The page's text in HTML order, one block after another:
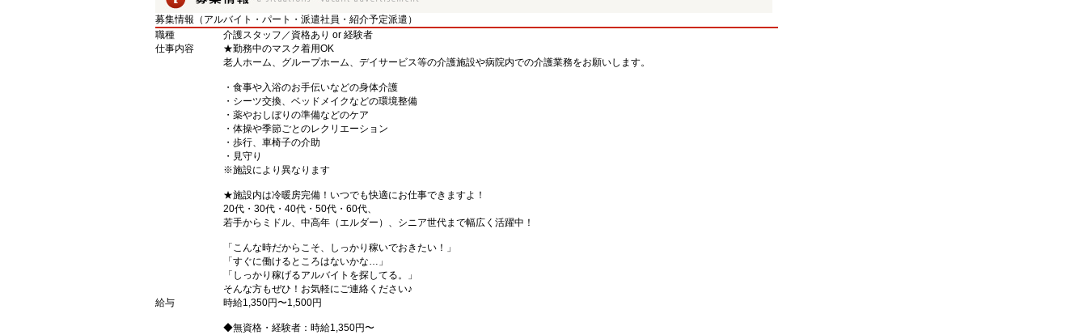
募集情報（アルバイト・パート・派遣社員・紹介予定派遣）
職種
介護スタッフ／資格あり or 経験者
仕事内容
★勤務中のマスク着用OK
老人ホーム、グループホーム、デイサービス等の介護施設や病院内での介護業務をお願いします。
・食事や入浴のお手伝いなどの身体介護
・シーツ交換、ベッドメイクなどの環境整備
・薬やおしぼりの準備などのケア
・体操や季節ごとのレクリエーション
・歩行、車椅子の介助
・見守り
※施設により異なります
★施設内は冷暖房完備！いつでも快適にお仕事できますよ！
20代・30代・40代・50代・60代、
若手からミドル、中高年（エルダー）、シニア世代まで幅広く活躍中！
「こんな時だからこそ、しっかり稼いでおきたい！」
「すぐに働けるところはないかな…」
「しっかり稼げるアルバイトを探してる。」
そんな方もぜひ！お気軽にご連絡ください♪
給与
時給1,350円〜1,500円
◆無資格・経験者：時給1,350円〜